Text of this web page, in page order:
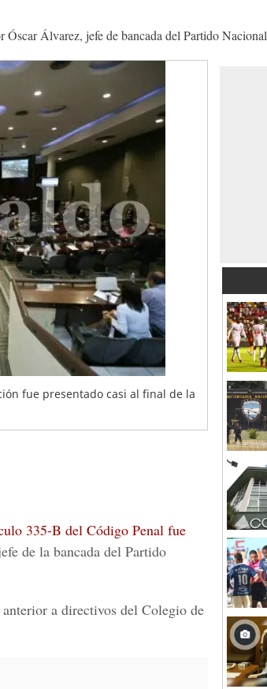
Álvarez, jefe de bancada del Partido Nacional
fue presentado casi al final de la
335-B del Código Penal fue
de la bancada del Partido
a directivos del Colegio de